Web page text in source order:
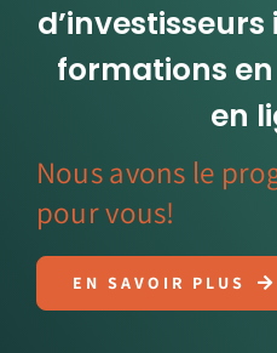
formations
en
Nous avons le
pour vous!
EN SAVOIR PLUS